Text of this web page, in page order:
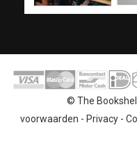
© The
voorwaarden - Privacy-